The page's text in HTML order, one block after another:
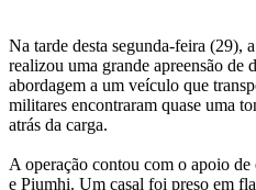
Na tarde desta segunda-feira (29),
realizou uma grande apreensão de
abordagem a um veículo que
militares encontraram quase uma
atrás da carga.
A operação contou com o apoio
e Piumhi. Um casal foi preso em